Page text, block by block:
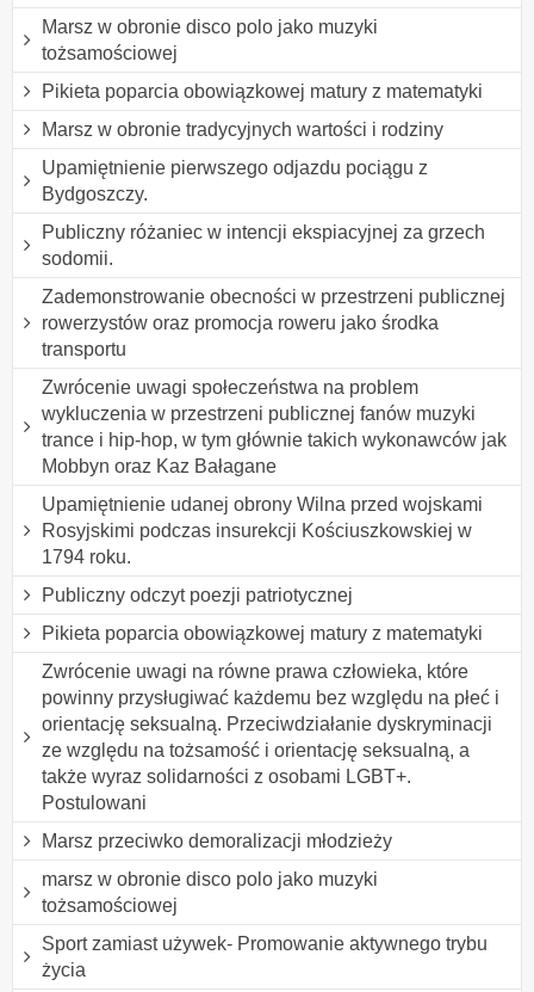
Marsz w obronie disco polo jako muzyki
tożsamościowej
Pikieta poparcia obowiązkowej matury z matematyki
Marsz w obronie tradycyjnych wartości i rodziny
Upamiętnienie pierwszego odjazdu pociągu z
Bydgoszczy.
Publiczny różaniec w intencji ekspiacyjnej za grzech
sodomii.
Zademonstrowanie obecności w przestrzeni publicznej
rowerzystów oraz promocja roweru jako środka
transportu
Zwrócenie uwagi społeczeństwa na problem
wykluczenia w przestrzeni publicznej fanów muzyki
trance i hip-hop, w tym głównie takich wykonawców jak
Mobbyn oraz Kaz Bałagane
Upamiętnienie udanej obrony Wilna przed wojskami
Rosyjskimi podczas insurekcji Kościuszkowskiej w
1794 roku.
Publiczny odczyt poezji patriotycznej
Pikieta poparcia obowiązkowej matury z matematyki
Zwrócenie uwagi na równe prawa człowieka, które
powinny przysługiwać każdemu bez względu na płeć i
orientację seksualną. Przeciwdziałanie dyskryminacji
ze względu na tożsamość i orientację seksualną, a
także wyraz solidarności z osobami LGBT+.
Postulowani
Marsz przeciwko demoralizacji młodzieży
marsz w obronie disco polo jako muzyki
tożsamościowej
Sport zamiast używek- Promowanie aktywnego trybu
życia